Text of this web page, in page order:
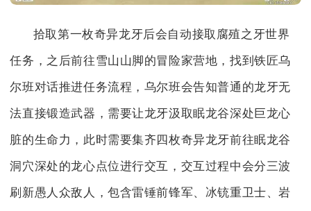
拾取第一枚奇异龙牙后会自动接取腐殖之牙世界
任务，之后前往雪山山脚的冒险家营地，找到铁匠乌
尔班对话推进任务流程，乌尔班会告知普通的龙牙无
法直接锻造武器，需要让龙牙汲取眠龙谷深处巨龙心
脏的生命力，此时需要集齐四枚奇异龙牙前往眠龙谷
洞穴深处的龙心点位进行交互，交互过程中会分三波
刷新愚人众敌人，包含雷锤前锋军、冰铳重卫士、岩